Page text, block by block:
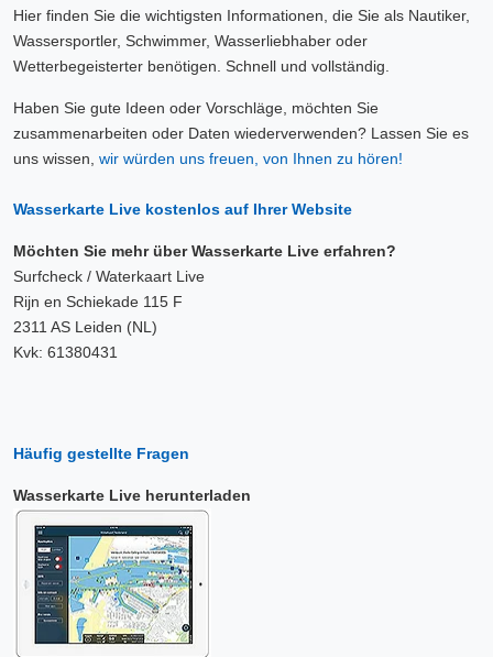
Hier finden Sie die wichtigsten Informationen, die Sie als Nautiker,
Wassersportler, Schwimmer, Wasserliebhaber oder
Wetterbegeisterter benötigen. Schnell und vollständig.
Haben Sie gute Ideen oder Vorschläge, möchten Sie
zusammenarbeiten oder Daten wiederverwenden? Lassen Sie es
uns wissen, wir würden uns freuen, von Ihnen zu hören!
Wasserkarte Live kostenlos auf Ihrer Website
Möchten Sie mehr über Wasserkarte Live erfahren?
Surfcheck / Waterkaart Live
Rijn en Schiekade 115 F
2311 AS Leiden (NL)
Kvk: 61380431
Häufig gestellte Fragen
Wasserkarte Live herunterladen